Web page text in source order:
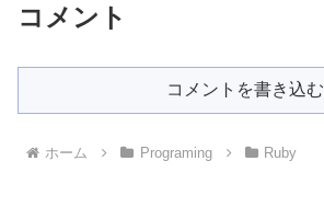
コメント
コメントを書き込む
ホーム Programing Ruby